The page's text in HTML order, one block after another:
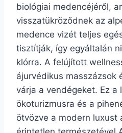
biológiai medencéjéről,
visszatükröződnek az
medence vizét teljes
tisztítják, így egyáltalán
klórra. A felújított
ájurvédikus masszázsok
várja a vendégeket. Ez a
ökoturizmusra és a
ötvözve a modern luxust